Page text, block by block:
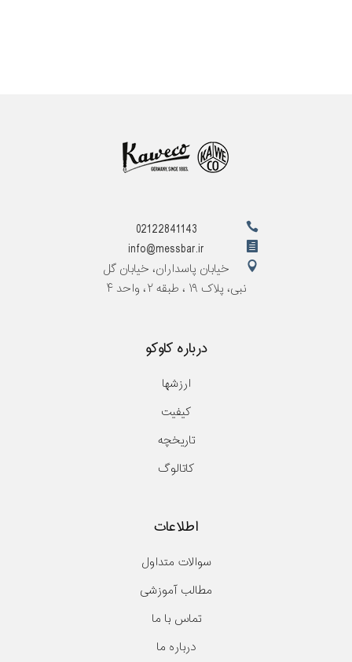
02122841143
info@messbar.ir
خیابان پاسداران، خیابان گل
نبی، پلاک ۱۹ ، طبقه ۲، واحد ۴
درباره کاوکو
ارزشها
کیفیت
تاریخچه
کاتالوگ
اطلاعات
سوالات متداول
مطالب آموزشی
تماس با ما
درباره ما